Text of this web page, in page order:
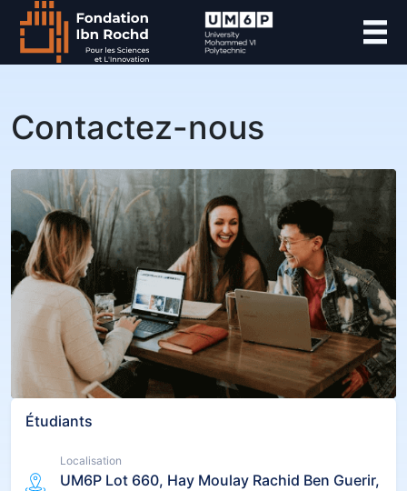
Contactez-nous
Étudiants
Localisation
UM6P Lot 660, Hay Moulay Rachid Ben Guerir,